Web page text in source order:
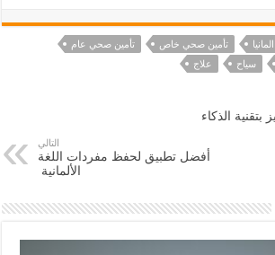
المانيا تأمين صحي خاص
تأمين صحي عام
سياح علاج
الذكاء
التالي
أفضل تطبيق لحفظ مفردات اللغة
الألمانية